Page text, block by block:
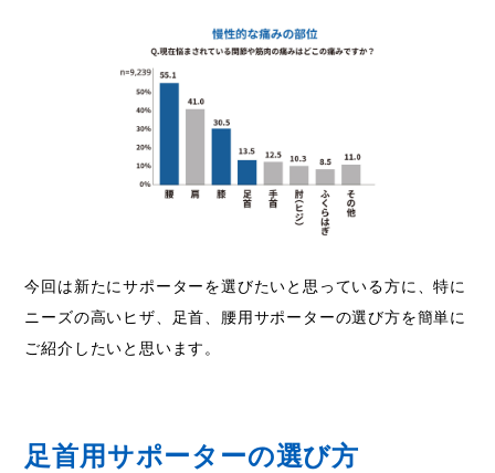
今回は新たにサポーターを選びたいと思っている方に、特に
ニーズの高いヒザ、足首、腰用サポーターの選び方を簡単に
ご紹介したいと思います。
足首用サポーターの選び方